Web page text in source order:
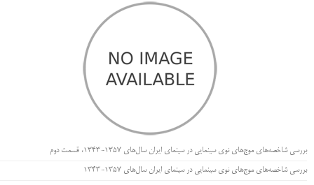
بررسی شاخصه‌های موج‌های نوی سینمایی در سینمای ایران سال‌های 1357-1343، قسمت دوم
بررسی شاخصه‌های موج‌های نوی سینمایی در سینمای ایران سال‌های 1357-1343